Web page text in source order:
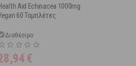
Aid Echinacea 1000mg
60 Ταμπλέτες
Διαθέσιμο
€